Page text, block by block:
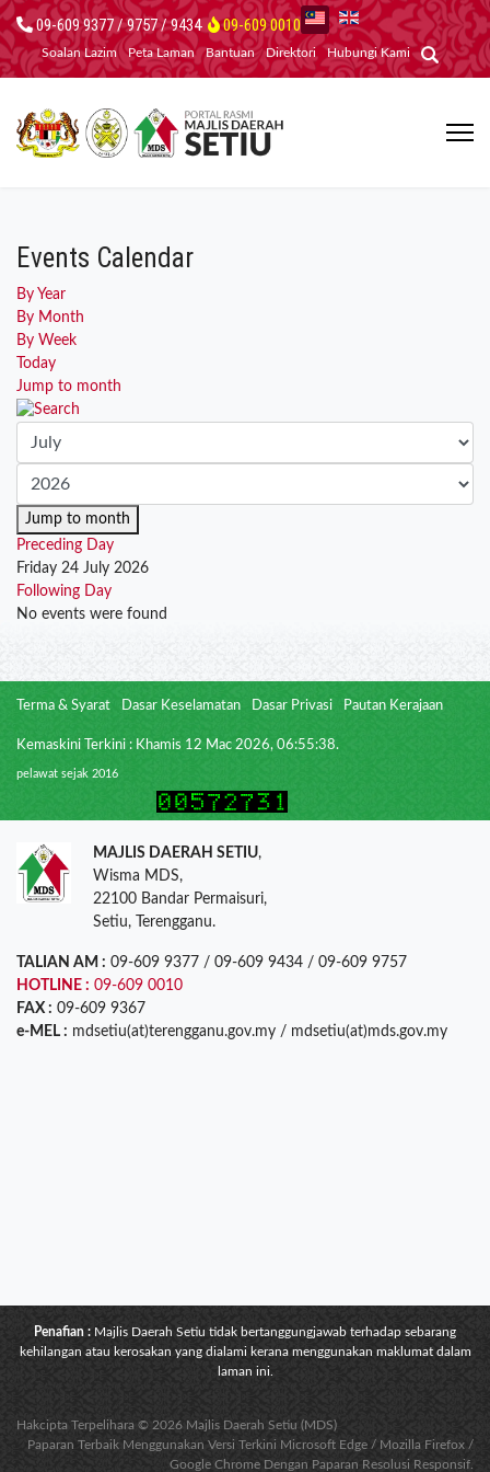
09-609 9377 / 9757 / 9434 09-609 0010
Soalan Lazim Peta Laman Bantuan Direktori Hubungi Kami
Events Calendar
By Year
By Month
By Week
Today
Jump to month
Jump to month
Preceding Day
Friday 24 July 2026
Following Day
No events were found
Terma & Syarat Dasar Keselamatan Dasar Privasi Pautan Kerajaan
Kemaskini Terkini : Khamis 12 Mac 2026, 06:55:38.
pelawat sejak 2016
MAJLIS DAERAH SETIU,
Wisma MDS,
22100 Bandar Permaisuri,
Setiu, Terengganu.
TALIAN AM : 09-609 9377 / 09-609 9434 / 09-609 9757
HOTLINE : 09-609 0010
FAX : 09-609 9367
e-MEL : mdsetiu(at)terengganu.gov.my / mdsetiu(at)mds.gov.my
Penafian : Majlis Daerah Setiu tidak bertanggungjawab terhadap sebarang
kehilangan atau kerosakan yang dialami kerana menggunakan maklumat dalam
laman ini.
Hakcipta Terpelihara © 2026 Majlis Daerah Setiu (MDS)
Paparan Terbaik Menggunakan Versi Terkini Microsoft Edge / Mozilla Firefox /
Google Chrome Dengan Paparan Resolusi Responsif.